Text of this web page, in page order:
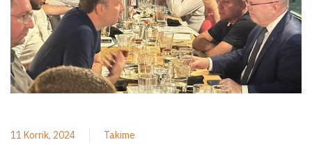
11 Korrik, 2024 Takime